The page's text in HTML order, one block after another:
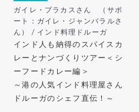
ガイレ・プラカスさん （サポ
ート：ガイレ・ジャンバラルさ
ん） / インド料理ドルーガ
インド人も納得のスパイスカ
レーとナンづくりツアー＜シ
ーフードカレー編＞
～港の人気インド料理屋さん
ドルーガのシェフ直伝！～